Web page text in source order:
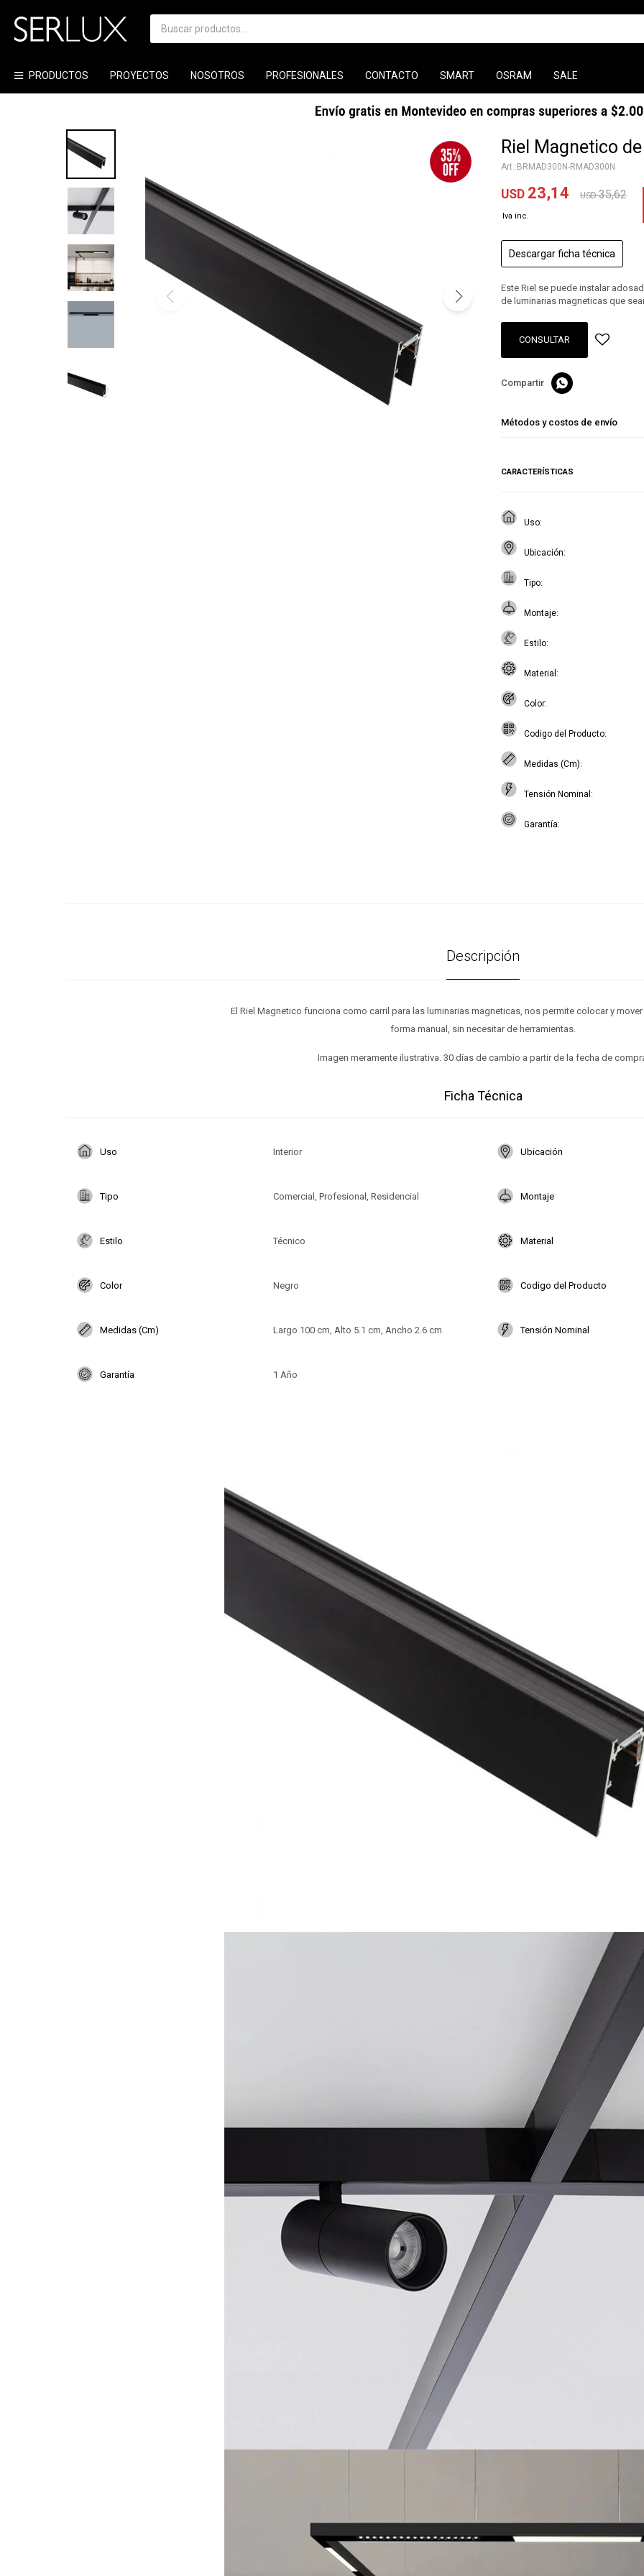
PRODUCTOS PROYECTOS NOSOTROS PROFESIONALES CONTACTO SMART OSRAM SALE
Riel Magnetico
BRMAD300N-RMAD300N
USD 23,14 USD 35,62
Descargar ficha técnica
Este Riel se puede instalar
de luminarias magneticas que
CONSULTAR

Métodos y costos de envío
CARACTERÍSTICAS
Uso
Ubicación
Tipo
Montaje
Estilo
Material
Color
Codigo del Producto
Medidas (Cm)
Tensión Nominal
Garantía
Descripción
El Riel Magnetico funciona como carril para las luminarias magneticas, nos permite colocar y
forma manual, sin necesitar de herramientas.
Imagen meramente ilustrativa. 30 días de cambio a partir de la fecha de
Ficha Técnica
Uso Interior Ubicación
Tipo Comercial, Profesional, Residencial Montaje
Estilo Técnico Material
Color Negro Codigo del Producto
Medidas (Cm) Largo 100 cm, Alto 5.1 cm, Ancho 2.6 cm Tensión Nominal
Garantía 1 Año